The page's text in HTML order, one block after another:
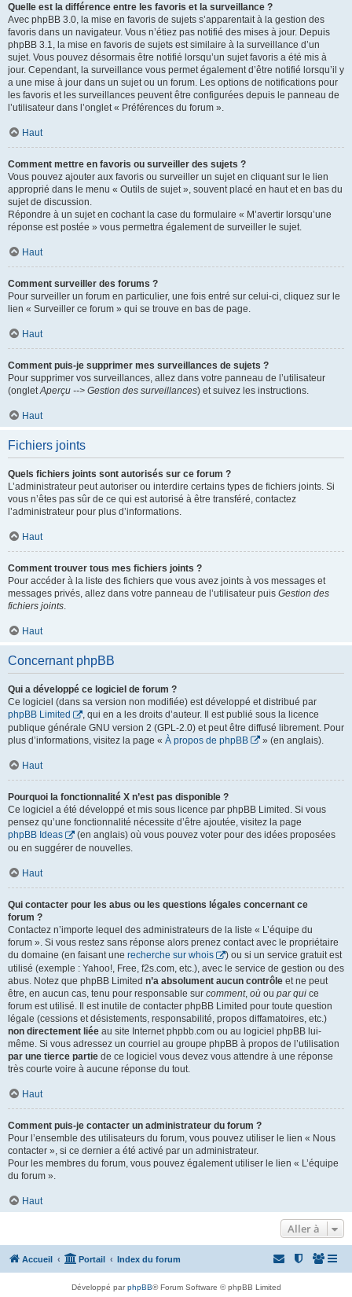
Quelle est la différence entre les favoris et la surveillance ?
Avec phpBB 3.0, la mise en favoris de sujets s’apparentait à la gestion des
favoris dans un navigateur. Vous n’étiez pas notifié des mises à jour. Depuis
phpBB 3.1, la mise en favoris de sujets est similaire à la surveillance d’un
sujet. Vous pouvez désormais être notifié lorsqu’un sujet favoris a été mis à
jour. Cependant, la surveillance vous permet également d’être notifié lorsqu’il y
a une mise à jour dans un sujet ou un forum. Les options de notifications pour
les favoris et les surveillances peuvent être configurées depuis le panneau de
l’utilisateur dans l’onglet « Préférences du forum ».
Haut
Comment mettre en favoris ou surveiller des sujets ?
Vous pouvez ajouter aux favoris ou surveiller un sujet en cliquant sur le lien
approprié dans le menu « Outils de sujet », souvent placé en haut et en bas du
sujet de discussion.
Répondre à un sujet en cochant la case du formulaire « M’avertir lorsqu’une
réponse est postée » vous permettra également de surveiller le sujet.
Haut
Comment surveiller des forums ?
Pour surveiller un forum en particulier, une fois entré sur celui-ci, cliquez sur le
lien « Surveiller ce forum » qui se trouve en bas de page.
Haut
Comment puis-je supprimer mes surveillances de sujets ?
Pour supprimer vos surveillances, allez dans votre panneau de l’utilisateur
(ongletAperçu --> Gestion des surveillances) et suivez les instructions.
Haut
Fichiers joints
Quels fichiers joints sont autorisés sur ce forum ?
L’administrateur peut autoriser ou interdire certains types de fichiers joints. Si
vous n’êtes pas sûr de ce qui est autorisé à être transféré, contactez
l’administrateur pour plus d’informations.
Haut
Comment trouver tous mes fichiers joints ?
Pour accéder à la liste des fichiers que vous avez joints à vos messages et
messages privés, allez dans votre panneau de l’utilisateur puis Gestion des
fichiers joints.
Haut
Concernant phpBB
Qui a développé ce logiciel de forum ?
Ce logiciel (dans sa version non modifiée) est développé et distribué par
phpBB Limited
, qui en a les droits d’auteur. Il est publié sous la licence
publique générale GNU version 2 (GPL-2.0) et peut être diffusé librement. Pour
plus d’informations, visitez la page « À propos de phpBB » (en anglais).
Haut
Pourquoi la fonctionnalité X n’est pas disponible ?
Ce logiciel a été développé et mis sous licence par phpBB Limited. Si vous
pensez qu’une fonctionnalité nécessite d’être ajoutée, visitez la page
phpBB Ideas
(en anglais) où vous pouvez voter pour des idées proposées
ou en suggérer de nouvelles.
Haut
Qui contacter pour les abus ou les questions légales concernant ce
forum ?
Contactez n’importe lequel des administrateurs de la liste « L’équipe du
forum ». Si vous restez sans réponse alors prenez contact avec le propriétaire
du domaine (en faisant une recherche sur whois
) ou si un service gratuit est
utilisé (exemple : Yahoo!, Free, f2s.com, etc.), avec le service de gestion ou des
abus. Notez que phpBB Limited n’a absolument aucun contrôle et ne peut
être, en aucun cas, tenu pour responsable sur comment, où ou par qui ce
forum est utilisé. Il est inutile de contacter phpBB Limited pour toute question
légale (cessions et désistements, responsabilité, propos diffamatoires, etc.)
non directement liée au site Internet phpbb.com ou au logiciel phpBB lui-
même. Si vous adressez un courriel au groupe phpBB à propos de l’utilisation
par une tierce partie de ce logiciel vous devez vous attendre à une réponse
très courte voire à aucune réponse du tout.
Haut
Comment puis-je contacter un administrateur du forum ?
Pour l’ensemble des utilisateurs du forum, vous pouvez utiliser le lien « Nous
contacter », si ce dernier a été activé par un administrateur.
Pour les membres du forum, vous pouvez également utiliser le lien « L’équipe
du forum ».
Haut
Aller à
Accueil Portail Index du forum
Développé parphpBB® Forum Software © phpBB Limited